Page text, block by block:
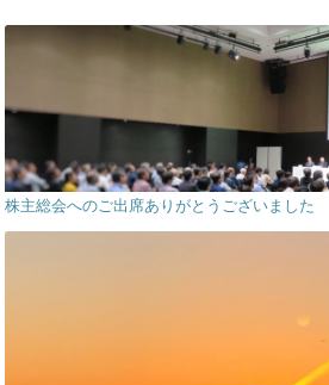
株主総会へのご出席ありがとうございました